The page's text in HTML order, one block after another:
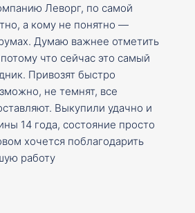
Леворг, по самой
а кому не понятно —
Думаю важнее отметить
что сейчас это самый
Привозят быстро
не темнят, все
Выкупили удачно и
14 года, состояние просто
хочется поблагодарить
работу